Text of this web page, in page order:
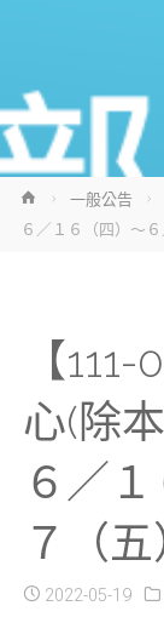
Home一般公告
６／１６（四）～
【
心(除
６／
７（
2022-05-19